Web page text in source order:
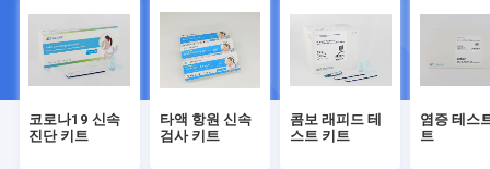
코로나19 신속
진단 키트
타액 항원 신속
검사 키트
콤보 래피드 테
스트 키트
염증 테스
트